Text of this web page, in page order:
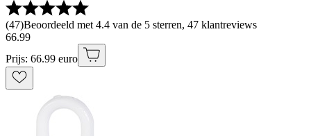
(47)Beoordeeld met 4.4 van de 5 sterren, 47 klantreviews
66.99
Prijs: 66.99 euro